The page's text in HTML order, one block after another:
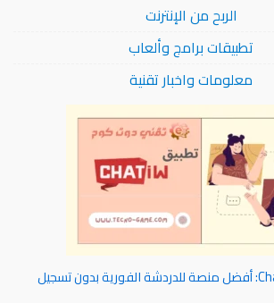
الربح من الإنترنت
تطبيقات برامج وألعاب
معلومات واخبار تقنية